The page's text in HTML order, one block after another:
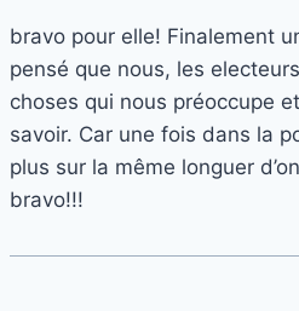
bravo pour elle! Finalement
pensé que nous, les
choses qui nous préoccupe
savoir. Car une fois dans la
plus sur la même longuer
bravo!!!